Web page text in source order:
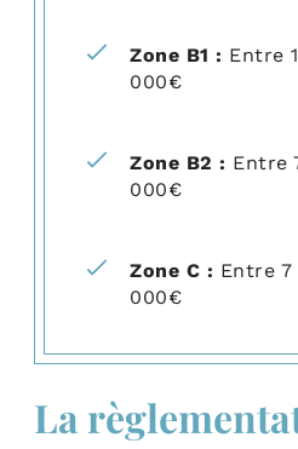
Zone B1 : Entre
000€
Zone B2 : Entre
000€
Zone C : Entre
000€
La